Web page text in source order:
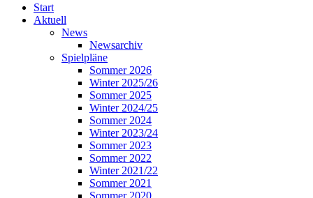
Start
Aktuell
News
Newsarchiv
Spielpläne
Sommer 2026
Winter 2025/26
Sommer 2025
Winter 2024/25
Sommer 2024
Winter 2023/24
Sommer 2023
Sommer 2022
Winter 2021/22
Sommer 2021
Sommer 2020